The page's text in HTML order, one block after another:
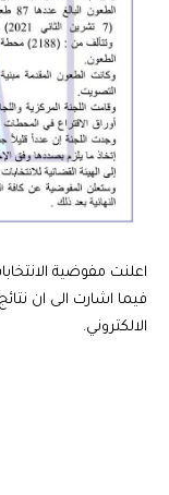
اعلنت مفوضية
فيما اشارت الى ان
الالكتروني.